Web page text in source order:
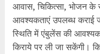
आवास, चिकित्सा, भोजन के
आवश्यकताएं उपलब्ध कराई
स्थिति में एंबुलेंस की
किराये पर ली जा सकेंगी।